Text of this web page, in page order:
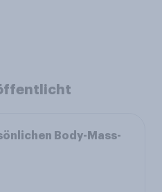
Body-Mass-